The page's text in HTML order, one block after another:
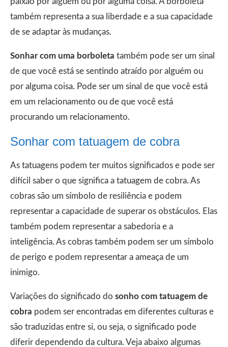
também representa a sua liberdade e a sua capacidade
de se adaptar às mudanças.
Sonhar com uma borboleta também pode ser um sinal
de que você está se sentindo atraído por alguém ou
por alguma coisa. Pode ser um sinal de que você está
em um relacionamento ou de que você está
procurando um relacionamento.
Sonhar com tatuagem de cobra
As tatuagens podem ter muitos significados e pode ser
difícil saber o que significa a tatuagem de cobra. As
cobras são um símbolo de resiliência e podem
representar a capacidade de superar os obstáculos. Elas
também podem representar a sabedoria e a
inteligência. As cobras também podem ser um símbolo
de perigo e podem representar a ameaça de um
inimigo.
Variações do significado do sonho com tatuagem de
cobra podem ser encontradas em diferentes culturas e
são traduzidas entre si, ou seja, o significado pode
diferir dependendo da cultura. Veja abaixo algumas